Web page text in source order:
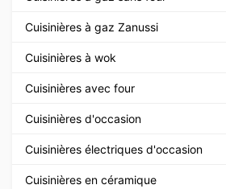
Cuisinières à gaz Zanussi
Cuisinières à wok
Cuisinières avec four
Cuisinières d'occasion
Cuisinières électriques d'occasion
Cuisinières en céramique